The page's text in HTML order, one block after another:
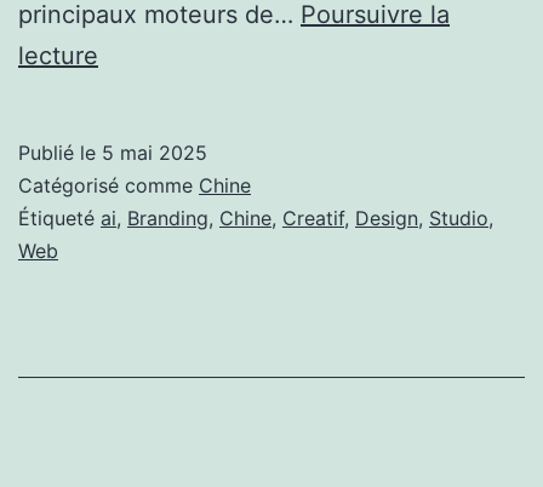
principaux moteurs de… Poursuivre la
lecture
Map
Publié le 5 mai 2025
Catégorisé comme Chine
Étiqueté ai, Branding, Chine, Creatif, Design, Studio,
Web